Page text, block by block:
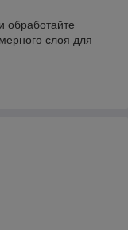
обработайте
слоя для